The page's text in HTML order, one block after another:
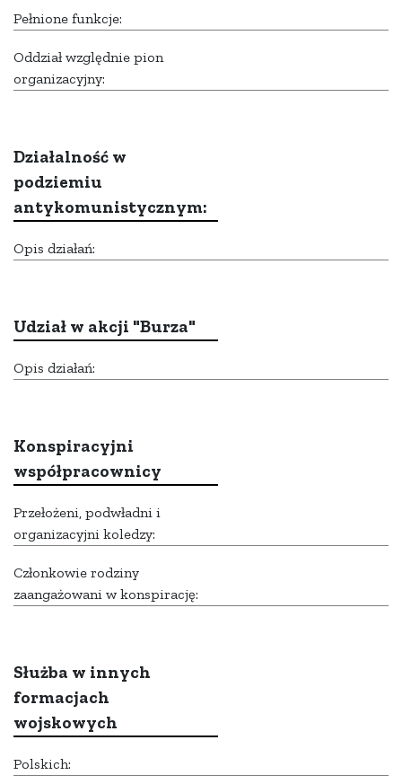
Pełnione funkcje:
Oddział względnie pion
organizacyjny:
Działalność w
podziemiu
antykomunistycznym:
Opis działań:
Udział w akcji "Burza"
Opis działań:
Konspiracyjni
współpracownicy
Przełożeni, podwładni i
organizacyjni koledzy:
Członkowie rodziny
zaangażowani w konspirację:
Służba w innych
formacjach
wojskowych
Polskich: